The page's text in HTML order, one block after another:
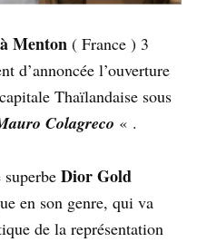
Menton ( France ) 3
d’annoncée l’ouverture
Thaïlandaise sous
Colagreco « .
Dior Gold
en son genre, qui va
de la représentation